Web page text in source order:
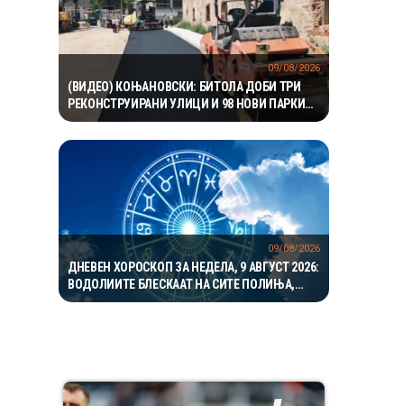
(ВИДЕО) КОЊАНОВСКИ: БИТОЛА ДОБИ ТРИ
РЕКОНСТРУИРАНИ УЛИЦИ И 98 НОВИ ПАРКИНГ
МЕСТА – ИНВЕСТИЦИИ ОД НАД 19 МИЛИОНИ
ДЕНАРИ
09/08/2026
ДНЕВЕН ХОРОСКОП ЗА НЕДЕЛА, 9 АВГУСТ 2026:
ВОДОЛИИТЕ БЛЕСКААТ НА СИТЕ ПОЛИЊА,
ЈАРЦИТЕ ВО ЉУБОВТА, А БЛИЗНАЦИТЕ ВО
09/08/2026